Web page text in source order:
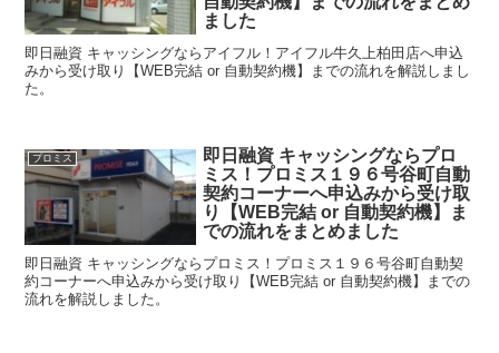
ました
即日融資 キャッシングならアイフル！アイフル牛久上柏田店へ申込
みから受け取り【WEB完結 or 自動契約機】までの流れを解説しまし
た。
プロミス
即日融資 キャッシングならプロ
ミス！プロミス１９６号谷町自動
契約コーナーへ申込みから受け取
り【WEB完結 or 自動契約機】ま
での流れをまとめました
即日融資 キャッシングならプロミス！プロミス１９６号谷町自動契
約コーナーへ申込みから受け取り【WEB完結 or 自動契約機】までの
流れを解説しました。